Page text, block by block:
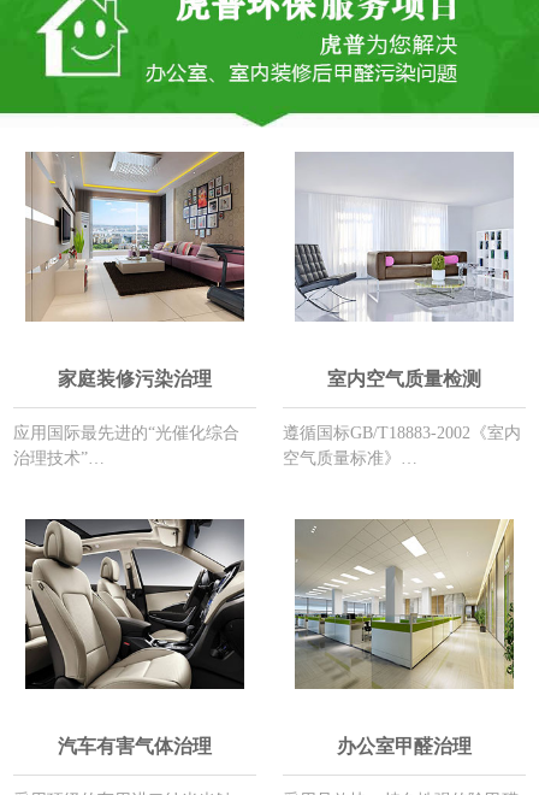
家庭装修污染治理
应用国际最先进的“光催化综合
治理技术”…
室内空气质量检测
遵循国标GB/T18883-2002《室内
空气质量标准》…
汽车有害气体治理 办公室甲醛治理